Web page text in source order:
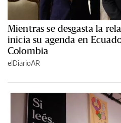
Mientras se desgasta la
inicia su agenda en
Colombia
elDiarioAR